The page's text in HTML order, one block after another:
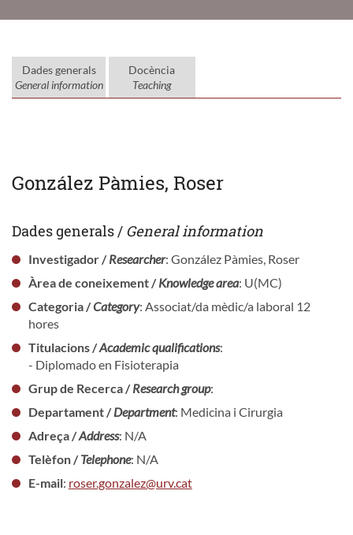
Dades generals
General information
Docència
Teaching
González Pàmies, Roser
Dades generals / General information
Investigador /Researcher: González Pàmies, Roser
Àrea de coneixement /Knowledge area: U(MC)
Categoria /Category: Associat/da mèdic/a laboral 12
hores
Titulacions /Academic qualifications:
- Diplomado en Fisioterapia
Grup de Recerca /Research group:
Departament /Department: Medicina i Cirurgia
Adreça /Address: N/A
Telèfon /Telephone: N/A
E-mail: roser.gonzalez@urv.cat